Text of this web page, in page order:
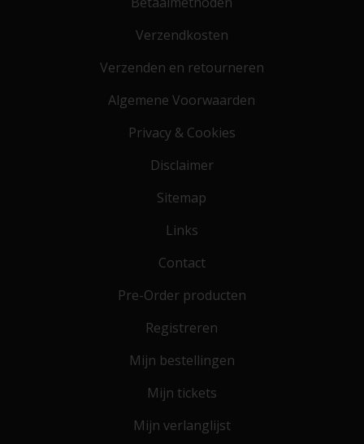
Verzendkosten
Verzenden en retourneren
Algemene Voorwaarden
Privacy & Cookies
Disclaimer
Sitemap
Links
Contact
Pre-Order producten
Registreren
Mijn bestellingen
Mijn tickets
Mijn verlanglijst